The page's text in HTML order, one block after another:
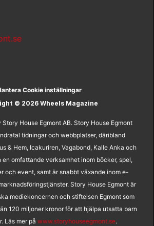
Cookie inställningar
© 2026 Wheels Magazine
House Egmont AB. Story House Egmont
tidningar och webbplatser, däribland
& Hem, Icakuriren, Vagabond, Kalle Anka och
en omfattande verksamhet inom böcker, spel,
och event, samt är snabbt växande inom e-
Story House Egmont är
mediekoncernen och stiftelsen Egmont som
120 miljoner kronor för att hjälpa utsatta barn
Läs mer på www.storyhouseegmont.se.